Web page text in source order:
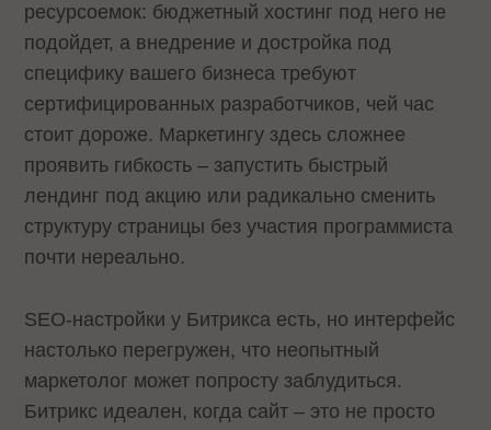
ресурсоемок: бюджетный хостинг под него не
подойдет, а внедрение и достройка под
специфику вашего бизнеса требуют
сертифицированных разработчиков, чей час
стоит дороже. Маркетингу здесь сложнее
проявить гибкость – запустить быстрый
лендинг под акцию или радикально сменить
структуру страницы без участия программиста
почти нереально.
SEO-настройки у Битрикса есть, но интерфейс
настолько перегружен, что неопытный
маркетолог может попросту заблудиться.
Битрикс идеален, когда сайт – это не просто